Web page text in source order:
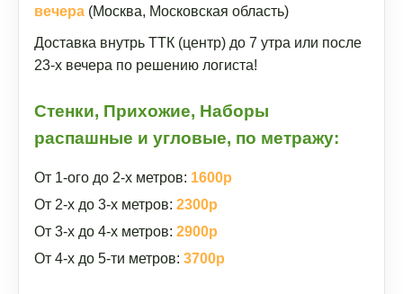
вечера (Москва, Московская область)
Доставка внутрь ТТК (центр) до 7 утра или после
23-х вечера по решению логиста!
Стенки, Прихожие, Наборы
распашные и угловые, по метражу:
От 1-ого до 2-х метров: 1600р
От 2-х до 3-х метров: 2300р
От 3-х до 4-х метров: 2900р
От 4-х до 5-ти метров: 3700р